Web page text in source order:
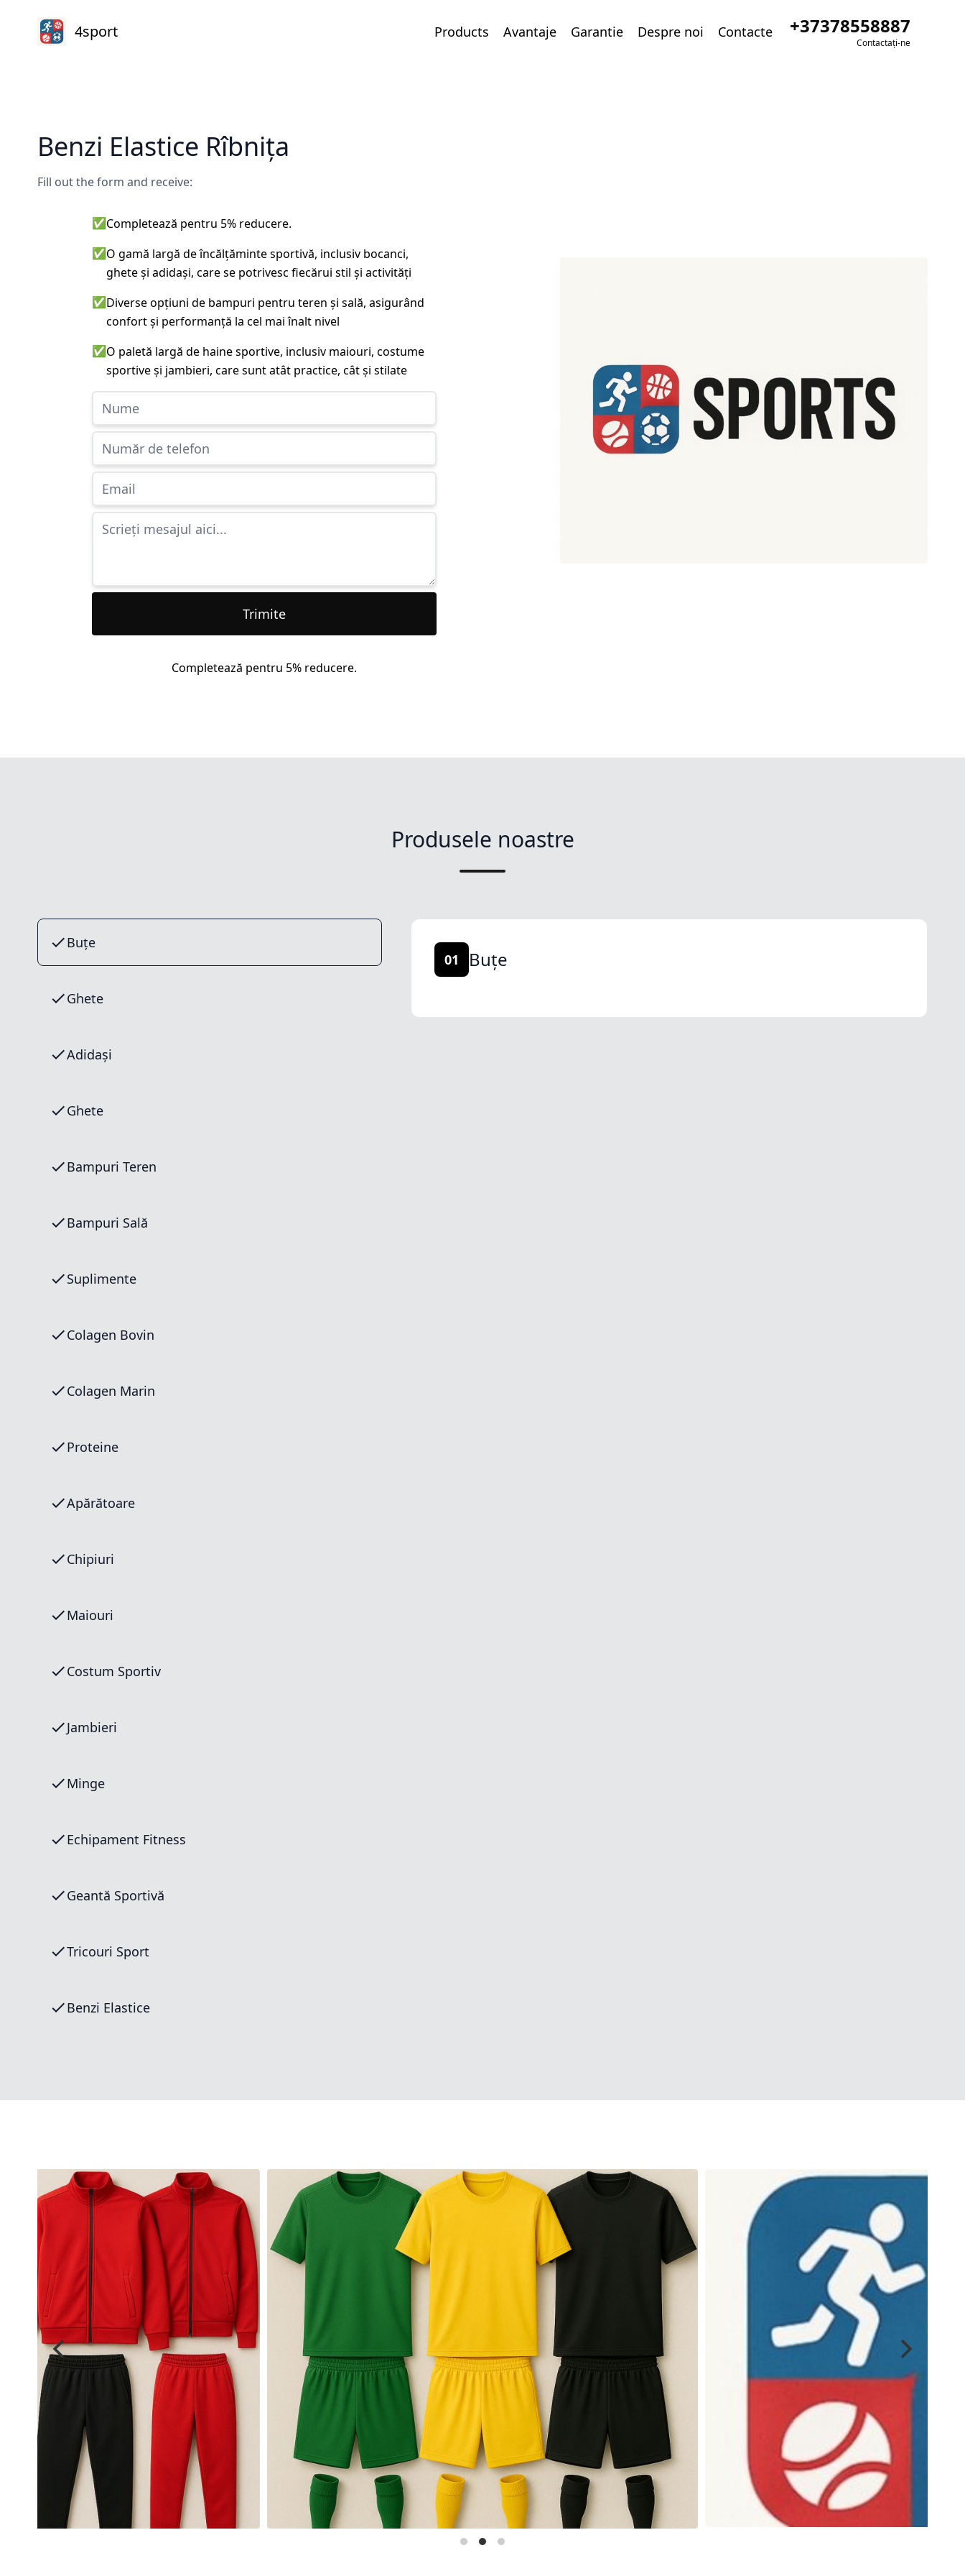
4sport Products Avantaje Garantie Despre noi Contacte +37378558887
Contactați-ne
Benzi Elastice Rîbnița
Fill out the form and receive:
✅Completează pentru 5% reducere.
✅O gamă largă de încălțăminte sportivă, inclusiv bocanci,
ghete și adidași, care se potrivesc fiecărui stil și activități
✅Diverse opțiuni de bampuri pentru teren și sală, asigurând
confort și performanță la cel mai înalt nivel
✅O paletă largă de haine sportive, inclusiv maiouri, costume
sportive și jambieri, care sunt atât practice, cât și stilate
Trimite
Completează pentru 5% reducere.
Produsele noastre
Buțe
Ghete
Adidași
Ghete
Bampuri Teren
Bampuri Sală
Suplimente
Colagen Bovin
Colagen Marin
Proteine
Apărătoare
Chipiuri
Maiouri
Costum Sportiv
Jambieri
Minge
Echipament Fitness
Geantă Sportivă
Tricouri Sport
Benzi Elastice
01 Buțe